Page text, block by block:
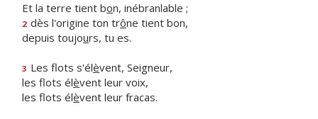
Et la terre tient bon, inébranlable ;
2 dès l'origine ton trône tient bon,
depuis toujours, tu es.
3 Les flots s'élèvent, Seigneur,
les flots élèvent leur voix,
les flots élèvent leur fracas.